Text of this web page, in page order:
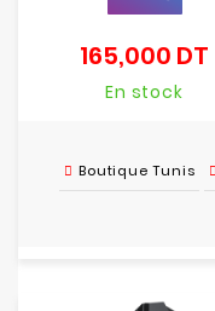
165,000 DT
En stock
Boutique Tunis